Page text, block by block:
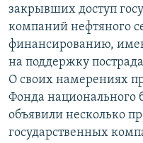
закрывших доступ
компаний нефтяного
финансированию,
на поддержку
О своих намерениях
Фонда национального
объявили несколько
государственных